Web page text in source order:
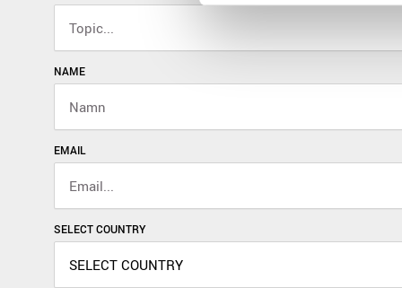
NAME
EMAIL
SELECT COUNTRY